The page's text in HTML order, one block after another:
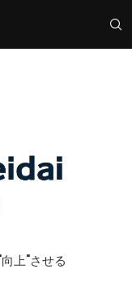
上"させる